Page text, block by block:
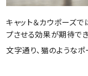
キャット＆カウポーズ
プさせる効果が期待でき
文字通り、猫のようなポ